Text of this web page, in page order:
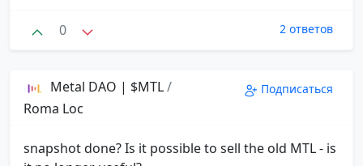
0 2 ответов
Metal DAO | $MTL/
Roma Loc
Подписаться
snapshot done? Is it possible to sell the old MTL - is